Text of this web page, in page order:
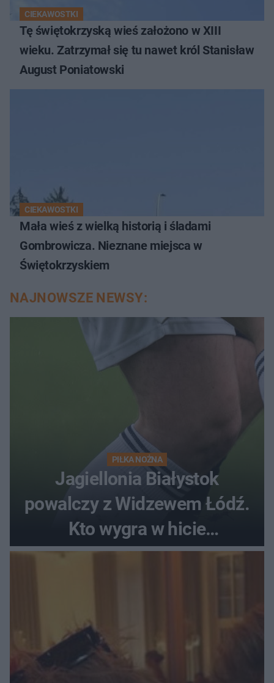
CIEKAWOSTKI
Tę świętokrzyską wieś założono w XIII
wieku. Zatrzymał się tu nawet król Stanisław
August Poniatowski
CIEKAWOSTKI
Mała wieś z wielką historią i śladami
Gombrowicza. Nieznane miejsca w
Świętokrzyskiem
NAJNOWSZE NEWSY:
PIŁKA NOŻNA
Jagiellonia Białystok
powalczy z Widzewem Łódź.
Kto wygra w hicie
Ekstraklasy?